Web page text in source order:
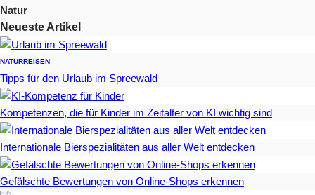
Natur
Neueste Artikel
NATURREISEN
Tipps für den Urlaub im Spreewald
Kompetenzen, die für Kinder im Zeitalter von KI wichtig sind
Internationale Bierspezialitäten aus aller Welt entdecken
Gefälschte Bewertungen von Online-Shops erkennen